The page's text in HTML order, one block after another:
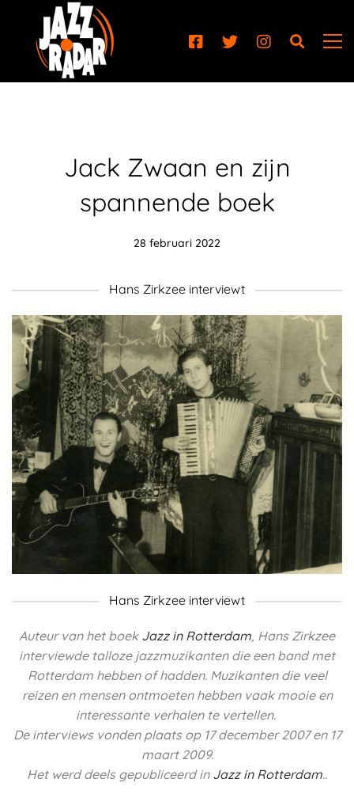
Jack Zwaan en zijn
spannende boek
28 februari 2022
Hans Zirkzee interviewt
Hans Zirkzee interviewt
Auteur van het boek Jazz in Rotterdam, Hans Zirkzee
interviewde talloze jazzmuzikanten die een band met
Rotterdam hebben of hadden. Muzikanten die veel
reizen en mensen ontmoeten hebben vaak mooie en
interessante verhalen te vertellen.
De interviews vonden plaats op 17 december 2007 en 17
maart 2009.
Het werd deelsgepubliceerd in Jazz in Rotterdam..